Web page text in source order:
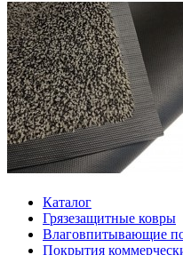
Каталог
Грязезащитные ковры
Влаговпитывающие
Покрытия